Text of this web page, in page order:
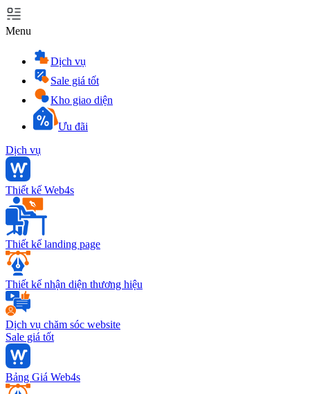
Menu
Dịch vụ
Sale giá tốt
Kho giao diện
Ưu đãi
Dịch vụ
Thiết kế Web4s
Thiết kế landing page
Thiết kế nhận diện thương hiệu
Dịch vụ chăm sóc website
Sale giá tốt
Bảng Giá Web4s